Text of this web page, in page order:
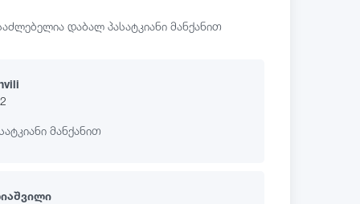
დაბალ პასატკიანი მანქანით
მანქანით